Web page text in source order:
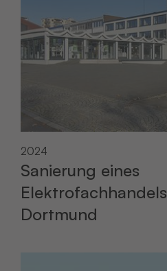
2024
Sanierung eines
Elektrofachhandels
Dortmund